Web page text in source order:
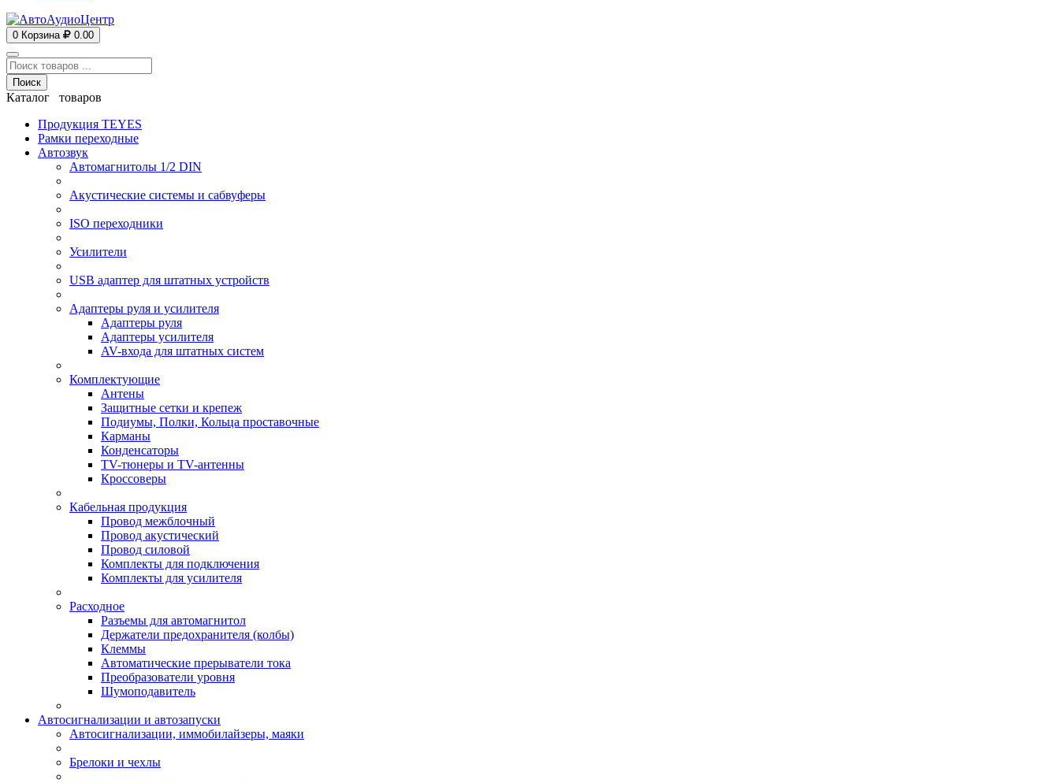
0 Корзина 0.00
Поиск
Каталог товаров
Продукция TEYES
Рамки переходные
Автозвук
Автомагнитолы 1/2 DIN
Акустические системы и сабвуферы
ISO переходники
Усилители
USB адаптер для штатных устройств
Адаптеры руля и усилителя
Адаптеры руля
Адаптеры усилителя
AV-входа для штатных систем
Комплектующие
Антены
Защитные сетки и крепеж
Подиумы, Полки, Кольца проставочные
Карманы
Конденсаторы
TV-тюнеры и TV-антенны
Кроссоверы
Кабельная продукция
Провод межблочный
Провод акустический
Провод силовой
Комплекты для подключения
Комплекты для усилителя
Расходное
Разъемы для автомагнитол
Держатели предохранителя (колбы)
Клеммы
Автоматические прерыватели тока
Преобразователи уровня
Шумоподавитель
Автосигнализации и автозапуски
Автосигнализации, иммобилайзеры, маяки
Брелоки и чехлы